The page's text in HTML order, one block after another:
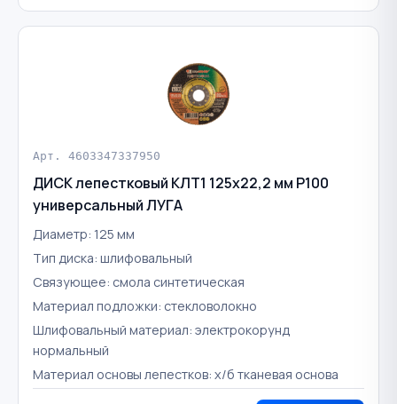
Арт. 4603347337950
ДИСК лепестковый КЛТ1 125х22,2 мм P100
универсальный ЛУГА
Диаметр: 125 мм
Тип диска: шлифовальный
Связующее: смола синтетическая
Материал подложки: стекловолокно
Шлифовальный материал: электрокорунд
нормальный
Материал основы лепестков: х/б тканевая основа